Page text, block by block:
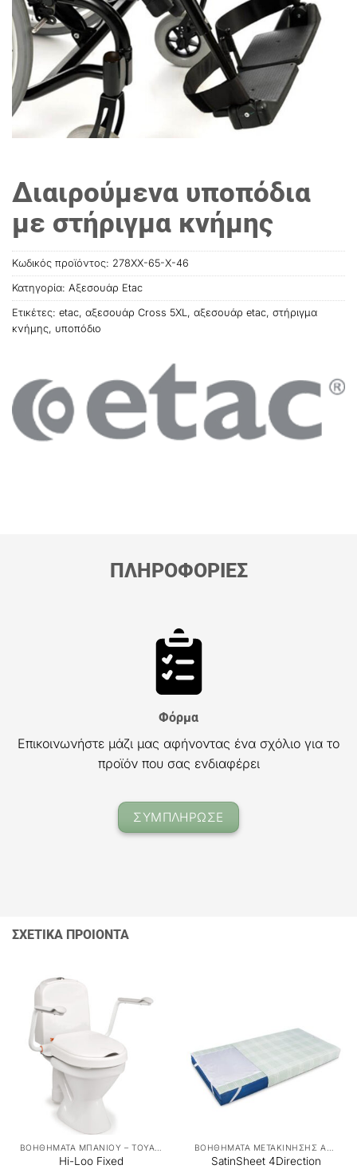
Διαιρούμενα υποπόδια
με στήριγμα κνήμης
Κωδικός προϊόντος: 278XX-65-X-46
Κατηγορία: Αξεσουάρ Etac
Ετικέτες: etac, αξεσουάρ Cross 5XL, αξεσουάρ etac, στήριγμα
κνήμης, υποπόδιο
ΠΛΗΡΟΦΟΡΙΕΣ
Φόρμα
Επικοινωνήστε μάζι μας αφήνοντας ένα σχόλιο για το
προϊόν που σας ενδιαφέρει
ΣΥΜΠΛΗΡΩΣΕ
ΣΧΕΤΙΚΑ ΠΡΟΙΟΝΤΑ
Hi-Loo Fixed
SatinSheet 4Direction